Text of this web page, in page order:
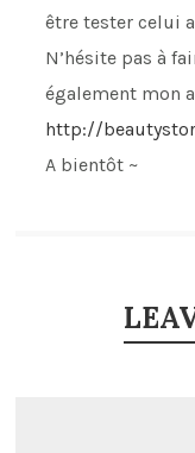
être tester celui
N’hésite pas à
également mon
http://
A bientôt ~